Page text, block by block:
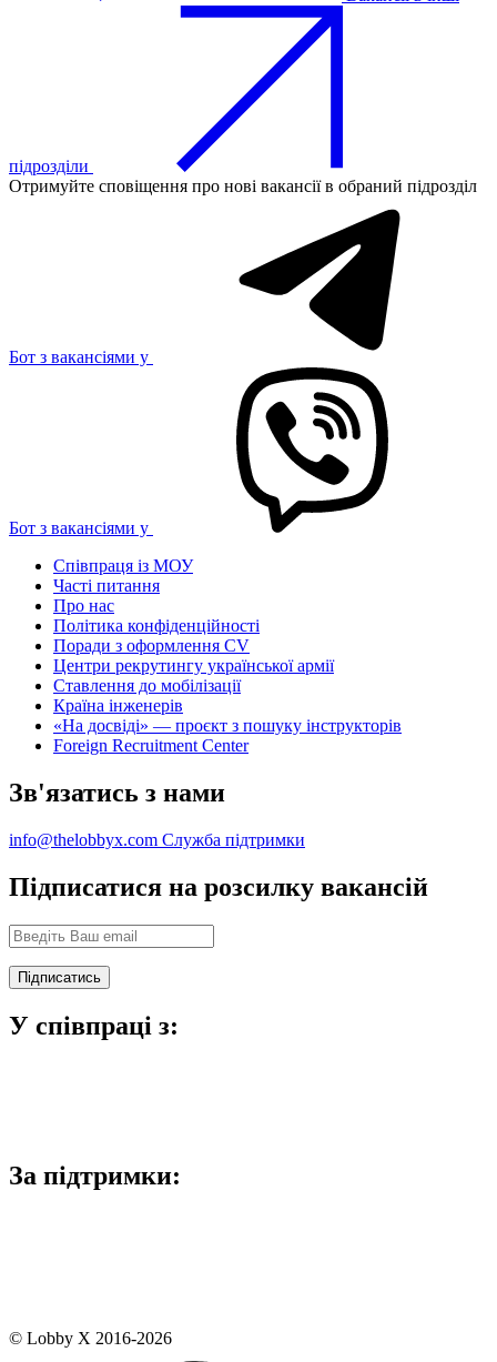
підрозділи
Отримуйте сповіщення про нові вакансії в обраний підрозділ
Бот з вакансіями у
Бот з вакансіями у
Співпраця із МОУ
Часті питання
Про нас
Політика конфіденційності
Поради з оформлення CV
Центри рекрутингу української армії
Ставлення до мобілізації
Країна інженерів
«На досвіді» — проєкт з пошуку інструкторів
Foreign Recruitment Center
Зв'язатись з нами
info@thelobbyx.com Служба підтримки
Підписатися на розсилку вакансій
У співпраці з:
За підтримки:
© Lobby X 2016-2026